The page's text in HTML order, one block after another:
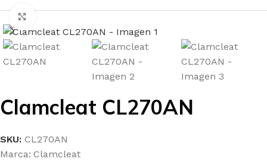
Clamcleat CL270AN
SKU: CL270AN
Marca: Clamcleat